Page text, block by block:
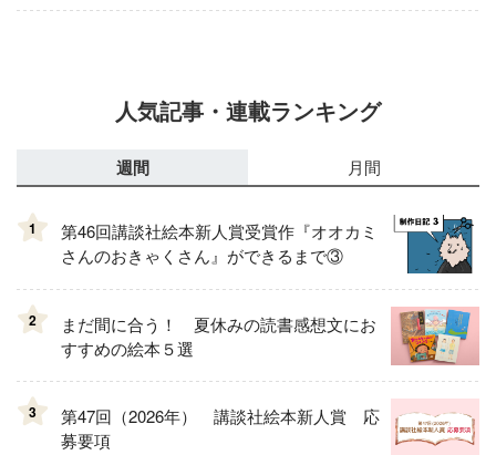
人気記事・連載ランキング
週間 月間
1
第46回講談社絵本新人賞受賞作『オオカミ
さんのおきゃくさん』ができるまで③
2
まだ間に合う！ 夏休みの読書感想文にお
すすめの絵本５選
3
第47回（2026年） 講談社絵本新人賞 応
募要項